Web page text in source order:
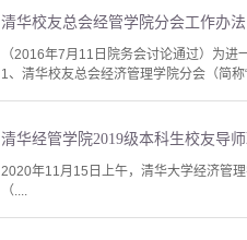
清华校友总会经管学院分会工作办法
（2016年7月11日院务会讨论通过）为
1、清华校友总会经济管理学院分会（简
清华经管学院2019级本科生校友导
2020年11月15日上午，清华大学经济管
（....